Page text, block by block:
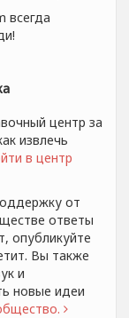
всегда
центр за
извлечь
в центр
от
ответы
опубликуйте
Вы также
и
новые идеи